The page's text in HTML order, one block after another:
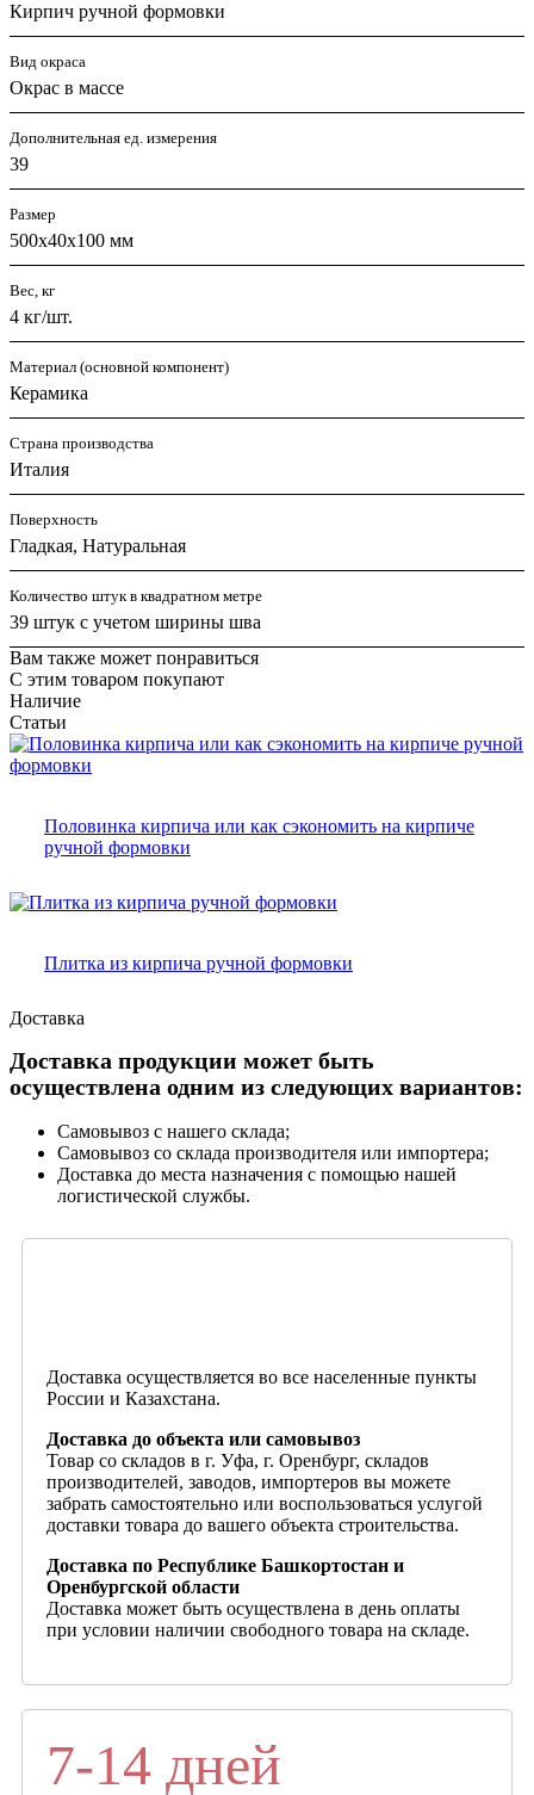
Кирпич ручной формовки
Вид окраса
Окрас в массе
Дополнительная ед. измерения
39
Размер
500х40х100 мм
Вес, кг
4 кг/шт.
Материал (основной компонент)
Керамика
Страна производства
Италия
Поверхность
Гладкая, Натуральная
Количество штук в квадратном метре
39 штук с учетом ширины шва
Вам также может понравиться
С этим товаром покупают
Наличие
Статьи
Половинка кирпича или как сэкономить на кирпиче
ручной формовки
Плитка из кирпича ручной формовки
Доставка
Доставка продукции может быть
осуществлена одним из следующих вариантов:
Самовывоз с нашего склада;
Самовывоз со склада производителя или импортера;
Доставка до места назначения с помощью нашей
логистической службы.
Доставка осуществляется во все населенные пункты
России и Казахстана.
Доставка до объекта или самовывоз
Товар со складов в г. Уфа, г. Оренбург, складов
производителей, заводов, импортеров вы можете
забрать самостоятельно или воспользоваться услугой
доставки товара до вашего объекта строительства.
Доставка по Республике Башкортостан и
Оренбургской области
Доставка может быть осуществлена в день оплаты
при условии наличии свободного товара на складе.
7-14 дней